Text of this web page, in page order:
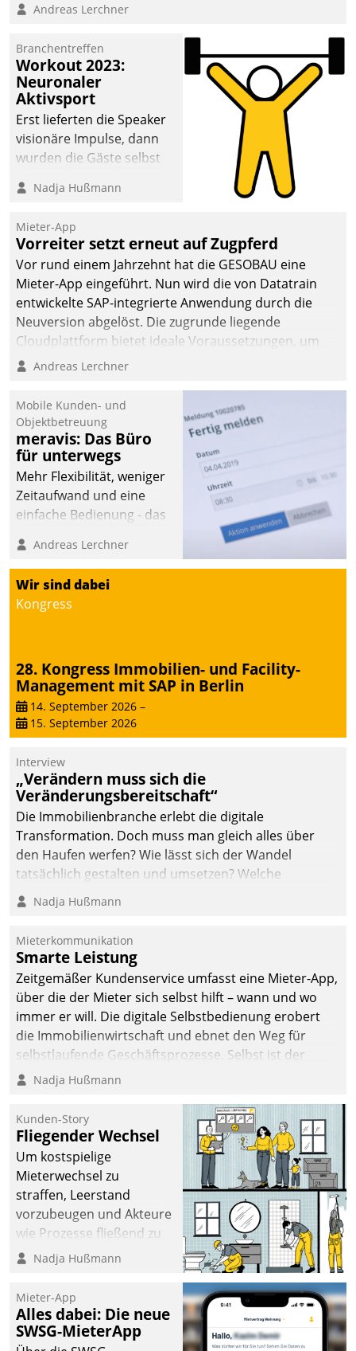
Andreas Lerchner
Branchentreffen
Workout 2023:
Neuronaler
Aktivsport
Erst lieferten die Speaker
visionäre Impulse, dann
wurden die Gäste selbst
methodisch
Quartier. Dazwischen
zeigte Datatrain, was es
Neues zu bieten hat.
Nadja Hußmann
Mieter-App
Vorreiter setzt erneut auf Zugpferd
Vor rund einem Jahrzehnt hat die GESOBAU eine
Mieter-App eingeführt. Nun wird die von Datatrain
entwickelte SAP-integrierte Anwendung durch die
Neuversion abgelöst. Die zugrunde liegende
Cloudplattform bietet ideale Voraussetzungen, um
die Funktionalität der App zu erweitern und weitere
integrieren.
Andreas Lerchner
Mobile Kunden- und
Objektbetreuung
meravis: Das Büro
für unterwegs
Mehr Flexibilität, weniger
Zeitaufwand und eine
einfache Bedienung - das
Cockpit für mobile
Mitarbeiter von
Datatrain. Die meravis
Wohnungsbau- und
der Lösung über die SAP
Cloud Platform
entschieden - als erstes
Unternehmen am
Andreas Lerchner
Wir sind dabei
Kongress
28. Kongress Immobilien- und Facility-
Management mit SAP in Berlin
14. September 2026 –
15. September 2026
Interview
„Verändern muss sich die
Veränderungsbereitschaft“
Die Immobilienbranche erlebt die digitale
Transformation. Doch muss man gleich alles über
den Haufen werfen? Wie lässt sich der Wandel
tatsächlich gestalten und umsetzen? Welche
Argumente zählen wirklich?
Nadja Hußmann
Mieterkommunikation
Smarte Leistung
Zeitgemäßer Kundenservice umfasst eine Mieter-App,
über die der Mieter sich selbst hilft – wann und wo
immer er will. Die digitale Selbstbedienung erobert
die Immobilienwirtschaft und ebnet den Weg für
selbstlaufende Geschäftsprozesse. Selbst ist der
Kunde und smart der Serviceanbieter.
Nadja Hußmann
Kunden-Story
Fliegender Wechsel
Um kostspielige
Mieterwechsel zu
straffen, Leerstand
vorzubeugen und Akteure
wie Prozesse fließend zu
vernetzen, nutzt die
Jahresbeginn eine
Überblick, Einsicht und
Eingriff bietende Lösung.
Nadja Hußmann
Mieter-App
Alles dabei: Die neue
SWSG-MieterApp